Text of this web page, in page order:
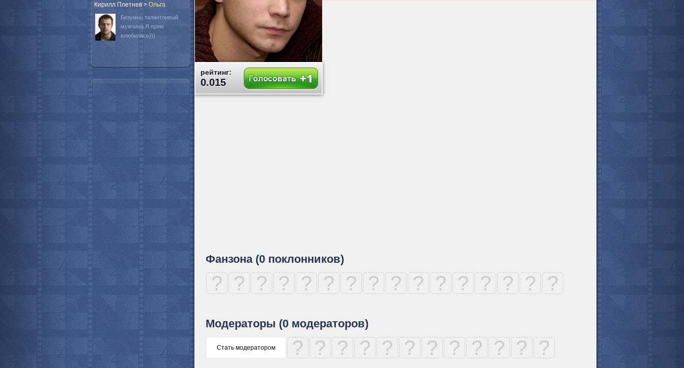
рейтинг:
0.015
Фанзона (0 поклонников)
? ? ? ? ? ? ? ? ? ? ? ? ? ? ? ?
Модераторы (0 модераторов)
Стать модератором ? ? ? ? ? ? ? ? ? ? ? ?
Кирилл Плетнев > Oльга
Безумно талантливый
мужчина.Я прям
влюбилась)))